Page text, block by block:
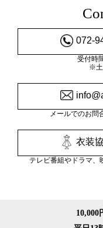
072-
受付時
※土
メールでのお問
衣装
テレビ番組やドラマ、
10,000